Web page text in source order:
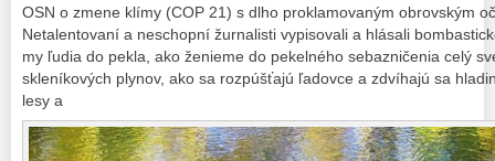
OSN o zmene klímy (COP 21) s dlho proklamovaným obrovským
Netalentovaní a neschopní žurnalisti vypisovali a hlásali
my ľudia do pekla, ako ženieme do pekelného sebazničenia celý
skleníkových plynov, ako sa rozpúšťajú ľadovce a zdvíhajú sa
lesy a